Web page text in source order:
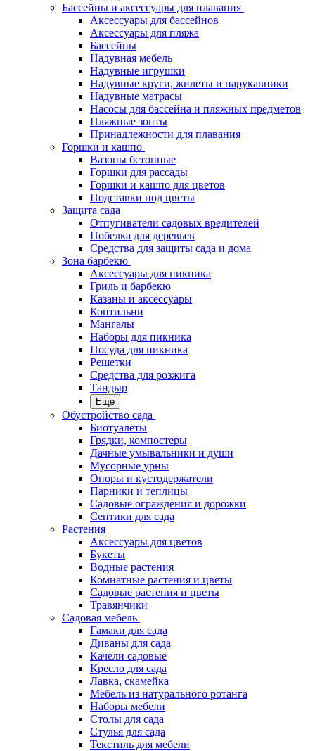
Бассейны и аксессуары для плавания
Аксессуары для бассейнов
Аксессуары для пляжа
Бассейны
Надувная мебель
Надувные игрушки
Надувные круги, жилеты и нарукавники
Надувные матрасы
Насосы для бассейна и пляжных предметов
Пляжные зонты
Принадлежности для плавания
Горшки и кашпо
Вазоны бетонные
Горшки для рассады
Горшки и кашпо для цветов
Подставки под цветы
Защита сада
Отпугиватели садовых вредителей
Побелка для деревьев
Средства для защиты сада и дома
Зона барбекю
Аксессуары для пикника
Гриль и барбекю
Казаны и аксессуары
Коптильни
Мангалы
Наборы для пикника
Посуда для пикника
Решетки
Средства для розжига
Тандыр
Еще
Обустройство сада
Биотуалеты
Грядки, компостеры
Дачные умывальники и души
Мусорные урны
Опоры и кустодержатели
Парники и теплицы
Садовые ограждения и дорожки
Септики для сада
Растения
Аксессуары для цветов
Букеты
Водные растения
Комнатные растения и цветы
Садовые растения и цветы
Травянчики
Садовая мебель
Гамаки для сада
Диваны для сада
Качели садовые
Кресло для сада
Лавка, скамейка
Мебель из натурального ротанга
Наборы мебели
Столы для сада
Стулья для сада
Текстиль для мебели